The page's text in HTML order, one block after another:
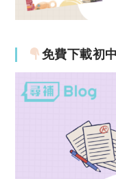
免費下載初